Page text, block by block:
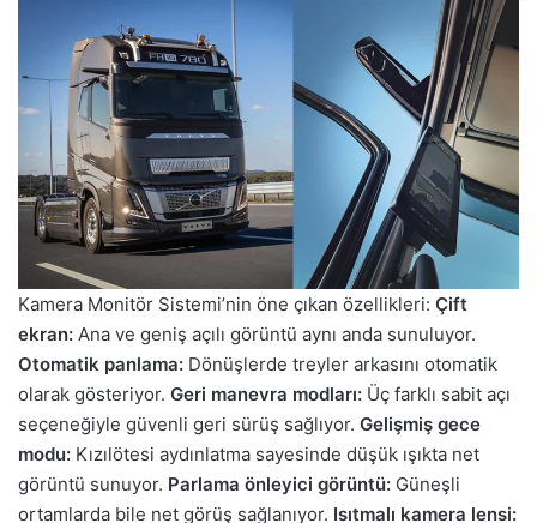
Kamera Monitör Sistemi’nin öne çıkan özellikleri: Çift
ekran: Ana ve geniş açılı görüntü aynı anda sunuluyor.
Otomatik panlama: Dönüşlerde treyler arkasını otomatik
olarak gösteriyor. Geri manevra modları: Üç farklı sabit açı
seçeneğiyle güvenli geri sürüş sağlıyor. Gelişmiş gece
modu: Kızılötesi aydınlatma sayesinde düşük ışıkta net
görüntü sunuyor. Parlama önleyici görüntü: Güneşli
ortamlarda bile net görüş sağlanıyor. Isıtmalı kamera lensi: